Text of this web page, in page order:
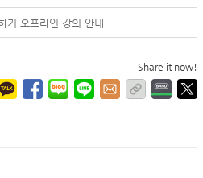
기 오프라인 강의 안내
Share it now!